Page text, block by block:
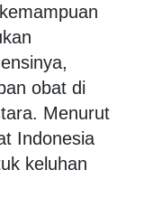
obat di
Menurut
Indonesia
keluhan